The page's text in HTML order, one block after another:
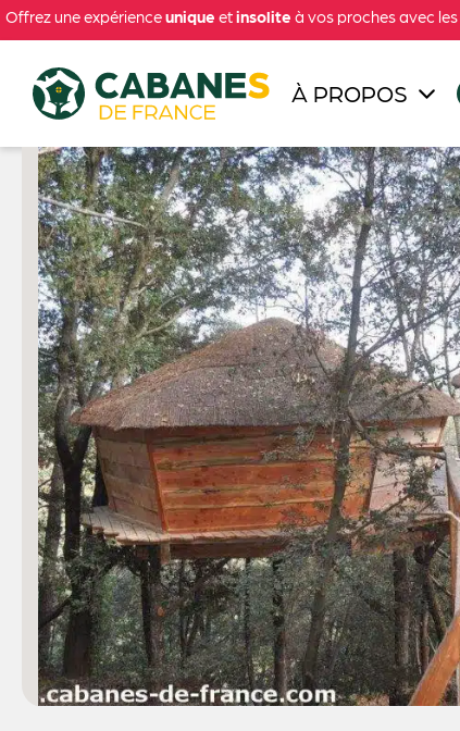
Offrez une expérienceunique etinsolite à vos proches avec les
À PROPOS